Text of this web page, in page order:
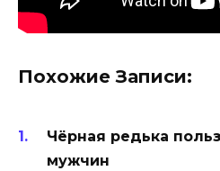
Похожие Записи:
Чёрная редька
мужчин